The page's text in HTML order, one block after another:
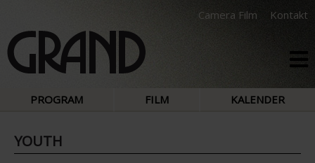
Camera Film Kontakt
PROGRAM FILM KALENDER
YOUTH